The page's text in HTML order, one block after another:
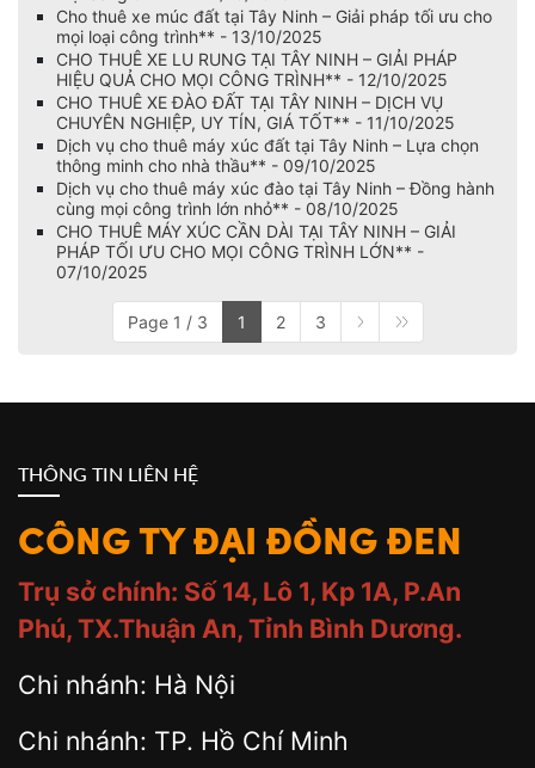
Cho thuê xe múc đất tại Tây Ninh – Giải pháp tối ưu cho
mọi loại công trình** - 13/10/2025
CHO THUÊ XE LU RUNG TẠI TÂY NINH – GIẢI PHÁP
HIỆU QUẢ CHO MỌI CÔNG TRÌNH** - 12/10/2025
CHO THUÊ XE ĐÀO ĐẤT TẠI TÂY NINH – DỊCH VỤ
CHUYÊN NGHIỆP, UY TÍN, GIÁ TỐT** - 11/10/2025
Dịch vụ cho thuê máy xúc đất tại Tây Ninh – Lựa chọn
thông minh cho nhà thầu** - 09/10/2025
Dịch vụ cho thuê máy xúc đào tại Tây Ninh – Đồng hành
cùng mọi công trình lớn nhỏ** - 08/10/2025
CHO THUÊ MÁY XÚC CẦN DÀI TẠI TÂY NINH – GIẢI
PHÁP TỐI ƯU CHO MỌI CÔNG TRÌNH LỚN** -
07/10/2025
Page 1 / 3 1 2 3
THÔNG TIN LIÊN HỆ
CÔNG TY ĐẠI ĐỒNG ĐEN
Trụ sở chính: Số 14, Lô 1, Kp 1A, P.An
Phú, TX.Thuận An, Tỉnh Bình Dương.
Chi nhánh: Hà Nội
Chi nhánh: TP. Hồ Chí Minh